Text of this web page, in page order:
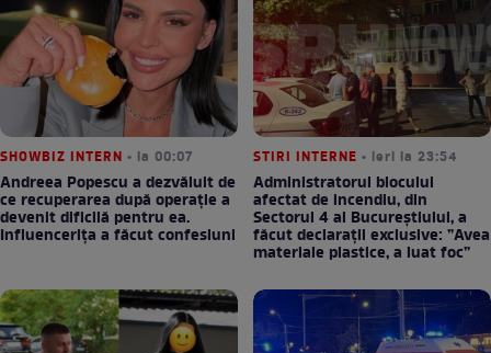
SHOWBIZ INTERN • la 00:07
Andreea Popescu a dezvăluit de
ce recuperarea după operație a
devenit dificilă pentru ea.
Influencerița a făcut confesiuni
STIRI INTERNE • ieri la 23:54
Administratorul blocului
afectat de incendiu, din
Sectorul 4 al Bucureștiului, a
făcut declarații exclusive: ”Avea
materiale plastice, a luat foc”